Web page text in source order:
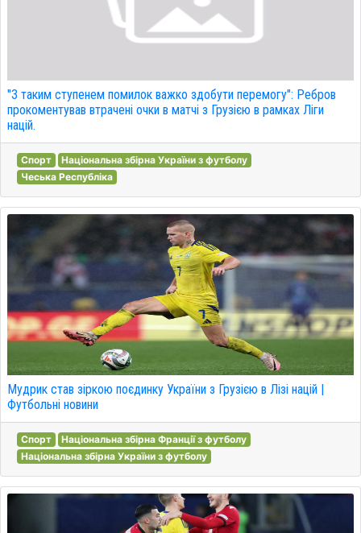
"З таким ступенем помилок важко здобути перемогу": Ребров
прокоментував втрачені очки в матчі з Грузією в рамках Ліги
націй.
Спорт
Національна збірна України з футболу
Чеська Республіка
Мудрик став зіркою поєдинку України з Грузією в Лізі націй |
Футбольні новини
Спорт
Національна збірна Франції з футболу
Національна збірна України з футболу